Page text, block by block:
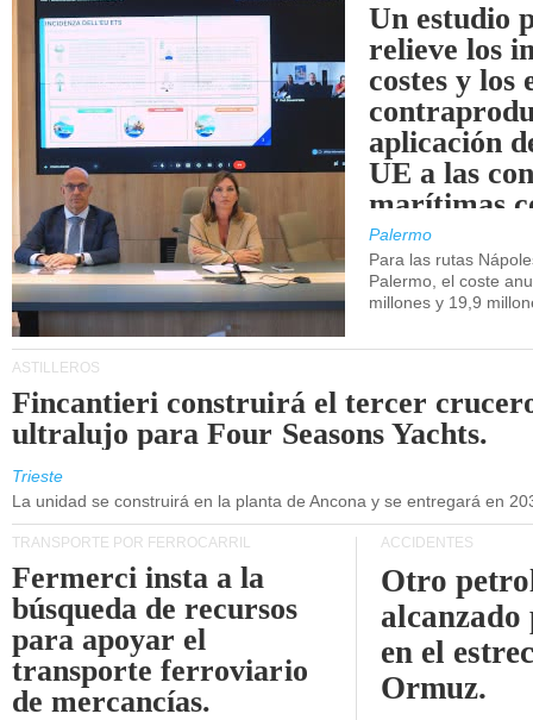
Un estudio
relieve los
costes y los
aplicación
UE a las
marítimas
de Sicilia.
Palermo
Para las rutas
Palermo, el coste
millones y 19,9
ASTILLEROS
Fincantieri construirá el tercer
ultralujo para Four Seasons Yachts.
Trieste
La unidad se construirá en la planta de Ancona y se entregará en
TRANSPORTE POR FERROCARRIL
Fermerci insta a la
búsqueda de recursos
para apoyar el
transporte ferroviario
de mercancías.
ACCIDENTES
Otro
en el
Ormuz.